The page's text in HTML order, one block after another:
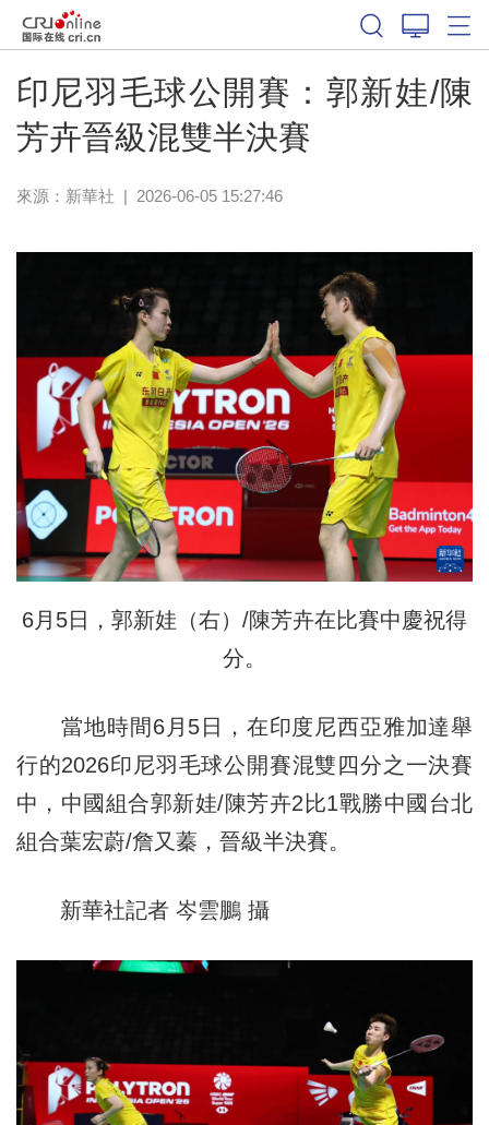
印尼羽毛球公開賽：郭新娃/陳
芳卉晉級混雙半決賽
來源：新華社 | 2026-06-05 15:27:46
6月5日，郭新娃（右）/陳芳卉在比賽中慶祝得
分。
當地時間6月5日，在印度尼西亞雅加達舉
行的2026印尼羽毛球公開賽混雙四分之一決賽
中，中國組合郭新娃/陳芳卉2比1戰勝中國台北
組合葉宏蔚/詹又蓁，晉級半決賽。
新華社記者 岑雲鵬 攝